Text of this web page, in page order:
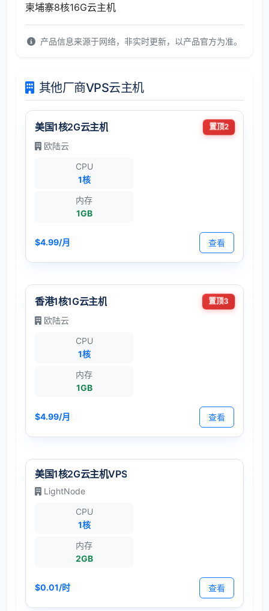
柬埔寨8核16G云主机
产品信息来源于网络，非实时更新，以产品官方为准。
其他厂商VPS云主机
美国1核2G云主机 置顶2
欧陆云
CPU
1核
内存
1GB
$4.99/月 查看
香港1核1G云主机 置顶3
欧陆云
CPU
1核
内存
1GB
$4.99/月 查看
美国1核2G云主机VPS
LightNode
CPU
1核
内存
2GB
$0.01/时 查看